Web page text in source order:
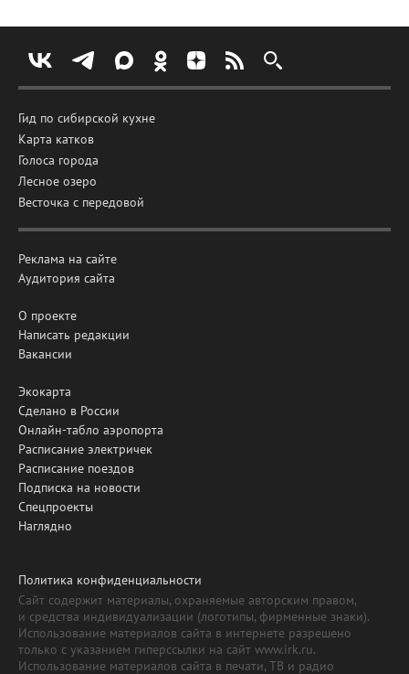
Гид по сибирской кухне
Карта катков
Голоса города
Лесное озеро
Весточка с передовой
Реклама на сайте
Аудитория сайта
О проекте
Написать редакции
Вакансии
Экокарта
Сделано в России
Онлайн-табло аэропорта
Расписание электричек
Расписание поездов
Подписка на новости
Спецпроекты
Наглядно
Политика конфиденциальности
Сайт содержит материалы, охраняемые авторским правом,
и средства индивидуализации (логотипы, фирменные знаки).
Использование материалов сайта в интернете разрешено
только с указанием гиперссылки на сайт www.irk.ru.
Использование материалов сайта в печати, ТВ и радио